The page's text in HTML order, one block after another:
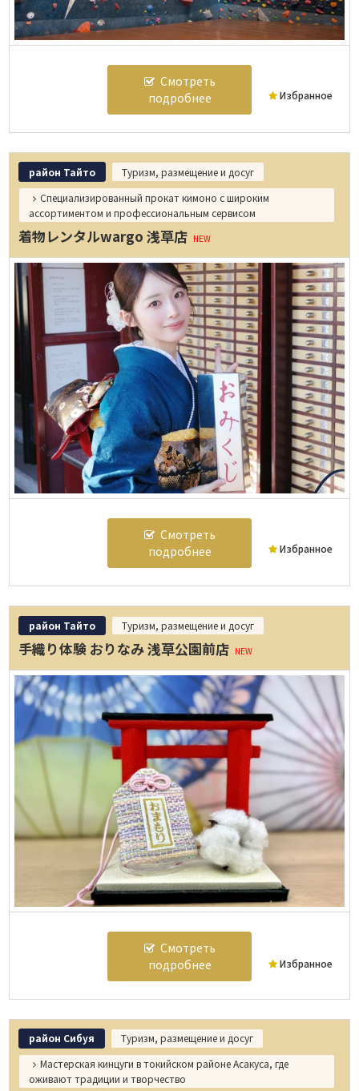
Избранное
Смотреть
подробнее
район Тайто
Туризм, размещение и досуг
Специализированный прокат кимоно с широким
ассортиментом и профессиональным сервисом
Избранное
着物レンタルwargo 浅草店 NEW
Смотреть
подробнее
район Тайто Туризм, размещение и досуг
Избранное
手織り体験 おりなみ 浅草公園前店 NEW
Смотреть
подробнее
район Сибуя
Туризм, размещение и досуг
Мастерская кинцуги в токийском районе Асакуса, где
оживают традиции и творчество